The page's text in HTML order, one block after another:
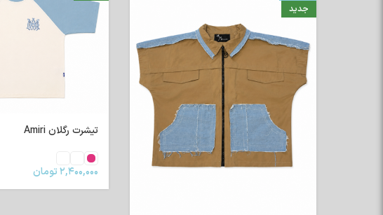
جدید
تیشرت رگلان Amiri
۲,۴۰۰,۰۰۰تومان